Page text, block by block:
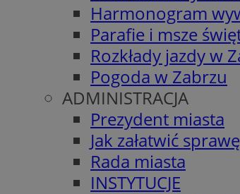
Harmonogram
Parafie i msze
Rozkłady jazdy w
Pogoda w Zabrzu
ADMINISTRACJA
Prezydent miasta
Jak załatwić
Rada miasta
INSTYTUCJE